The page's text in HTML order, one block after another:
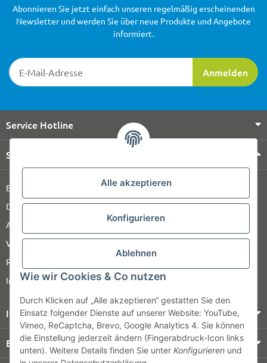
Alle akzeptieren
Konfigurieren
Ablehnen
Wie wir Cookies & Co nutzen
Durch Klicken auf „Alle akzeptieren“ gestatten Sie den
Einsatz folgender Dienste auf unserer Website: YouTube,
Vimeo, ReCaptcha, Brevo, Google Analytics 4. Sie können
die Einstellung jederzeit ändern (Fingerabdruck-Icon links
unten). Weitere Details finden Sie unter Konfigurieren und
Newsletter-Registrierung
Anmelden
Abonnieren Sie jetzt einfach unseren regelmäßig erscheinenden
Newsletter und werden Sie über neue Produkte und Angebote
informiert.
Service Hotline
Shop Service
Barrierefreiheitserklärung
Datenschutz
AGB
Versandinformationen
Retour
Impressum
Informationen
Bezahlung & Versand